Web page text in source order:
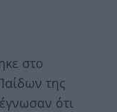
στο
της
ότι